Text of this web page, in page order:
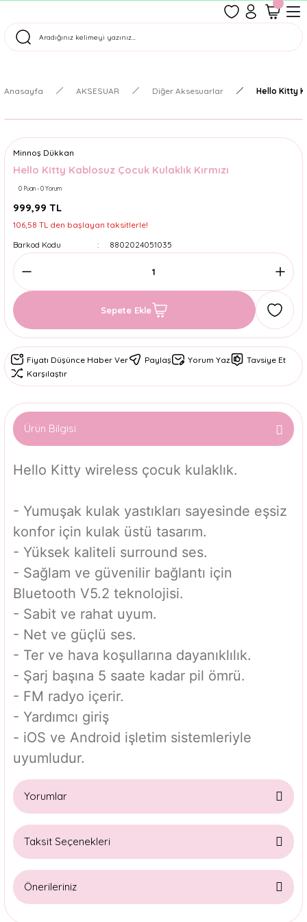
Tüm Siparişler Aynı Gün Kargoda!
Anasayfa AKSESUAR Diğer Aksesuarlar Hello Kitty
Minnoş Dükkan
Hello Kitty Kablosuz Çocuk Kulaklık Kırmızı
0 Puan - 0 Yorum
999,99 TL
106,58 TL den başlayan taksitlerle!
Barkod Kodu
8802024051035
Sepete Ekle
Fiyatı Düşünce Haber Ver Paylaş Yorum Yaz
Tavsiye Et
Karşılaştır
Ürün Bilgisi
Hello Kitty wireless çocuk kulaklık.
- Yumuşak kulak yastıkları sayesinde eşsiz
konfor için kulak üstü tasarım.
- Yüksek kaliteli surround ses.
- Sağlam ve güvenilir bağlantı için
Bluetooth V5.2 teknolojisi.
- Sabit ve rahat uyum.
- Net ve güçlü ses.
- Ter ve hava koşullarına dayanıklılık.
- Şarj başına 5 saate kadar pil ömrü.
- FM radyo içerir.
- Yardımcı giriş
- iOS ve Android işletim sistemleriyle
uyumludur.
Yorumlar
Taksit Seçenekleri
Önerileriniz